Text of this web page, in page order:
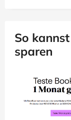
So
sparen